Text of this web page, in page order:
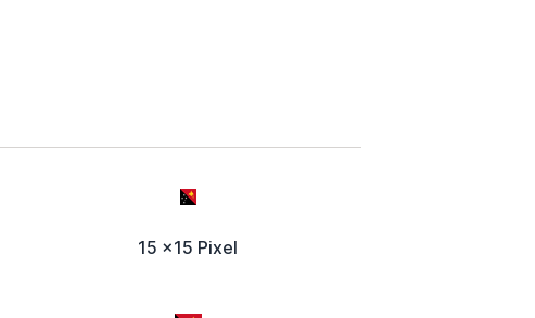
15 x15 Pixel